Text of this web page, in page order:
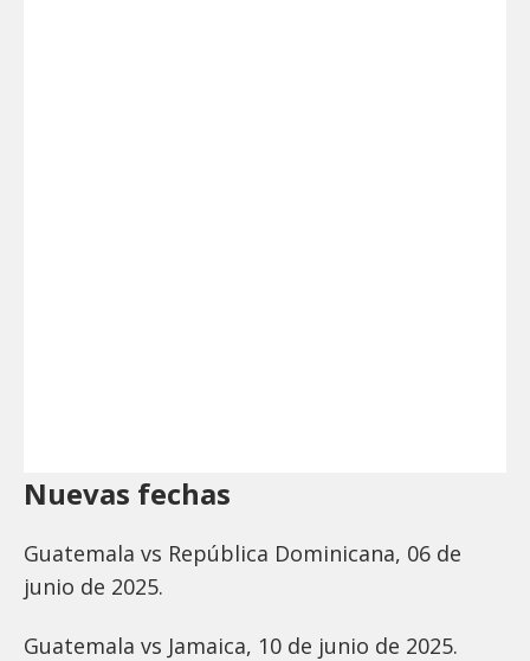
Nuevas fechas
Guatemala vs República Dominicana, 06 de
junio de 2025.
Guatemala vs Jamaica, 10 de junio de 2025.